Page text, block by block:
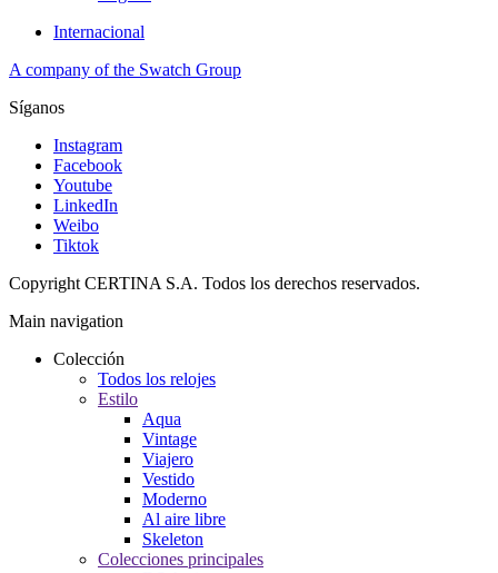
Internacional
A company of the Swatch Group
Síganos
Instagram
Facebook
Youtube
LinkedIn
Weibo
Tiktok
Copyright CERTINA S.A. Todos los derechos reservados.
Main navigation
Colección
Todos los relojes
Estilo
Aqua
Vintage
Viajero
Vestido
Moderno
Al aire libre
Skeleton
Colecciones principales